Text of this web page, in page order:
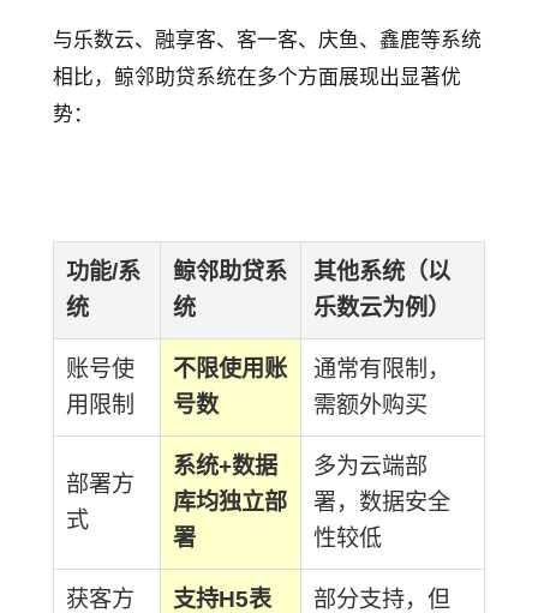
与乐数云、融享客、客一客、庆鱼、鑫鹿等系统
相比，鲸邻助贷系统在多个方面展现出显著优
势：
功能/系
统
鲸邻助贷系
统
其他系统（以
乐数云为例）
账号使
用限制
不限使用账
号数
通常有限制，
需额外购买
部署方
式
系统+数据
库均独立部
署
多为云端部
署，数据安全
性较低
获客方 支持H5表 部分支持，但